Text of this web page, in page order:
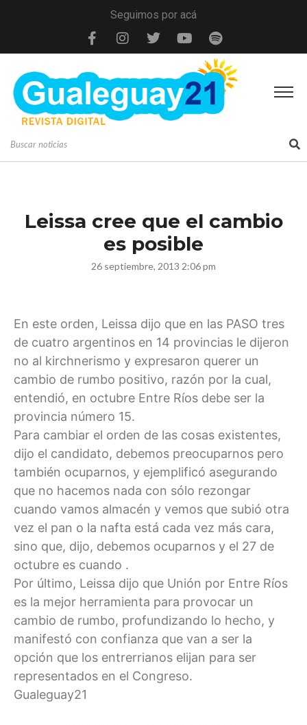
Seguimos por acá
Leissa cree que el cambio
es posible
26 septiembre, 2013 2:06 pm
En este orden, Leissa dijo que en las PASO tres
de cuatro argentinos en 14 provincias le dijeron
no al kirchnerismo y expresaron querer un
cambio de rumbo positivo, razón por la cual,
entendió, en octubre Entre Ríos debe ser la
provincia número 15.
Para cambiar el orden de las cosas existentes,
dijo el candidato, debemos preocuparnos pero
también ocuparnos, y ejemplificó asegurando
que no hacemos nada con sólo rezongar
cuando vamos almacén y vemos que subió otra
vez el pan o la nafta está cada vez más cara,
sino que, dijo, debemos ocuparnos y el 27 de
octubre es cuando .
Por último, Leissa dijo que Unión por Entre Ríos
es la mejor herramienta para provocar un
cambio de rumbo, profundizando lo hecho, y
manifestó con confianza que van a ser la
opción que los entrerrianos elijan para ser
representados en el Congreso.
Gualeguay21